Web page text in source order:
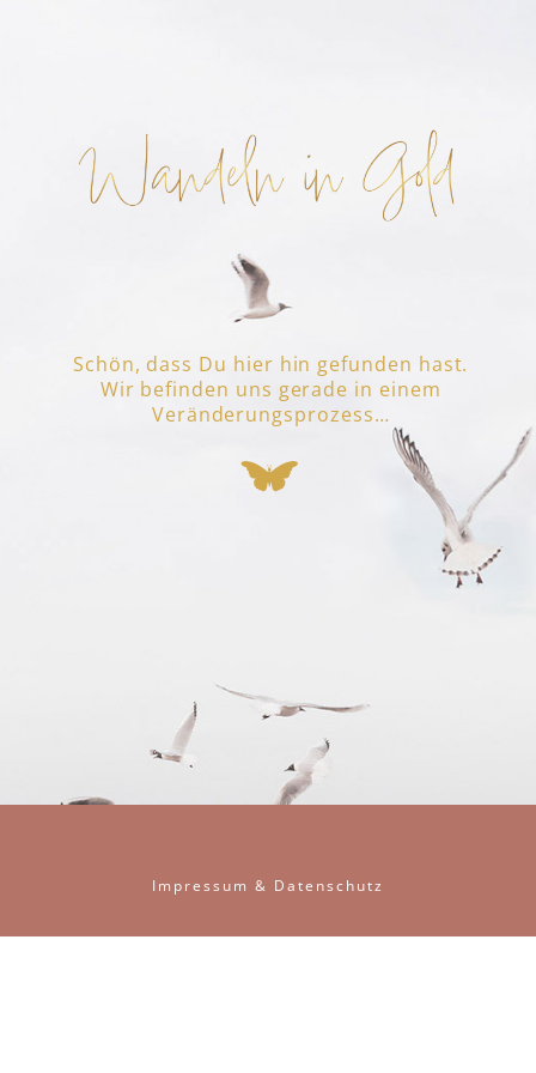
Schön, dass Du hier hin gefunden hast.
Wir befinden uns gerade in einem
Veränderungsprozess…
Impressum & Datenschutz